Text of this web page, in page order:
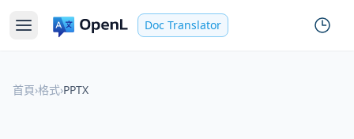
Doc Translator
首頁›格式›PPTX